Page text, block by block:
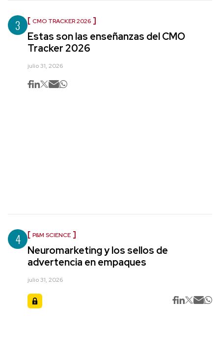
3 CMO TRACKER 2026
Estas son las enseñanzas del CMO
Tracker 2026
julio 31, 2026
4 P&M SCIENCE
Neuromarketing y los sellos de
advertencia en empaques
julio 31, 2026